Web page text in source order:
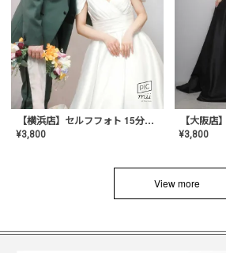
【横浜店】セルフフォト 15分撮り放題プラン
¥3,800 ¥3,800
View more